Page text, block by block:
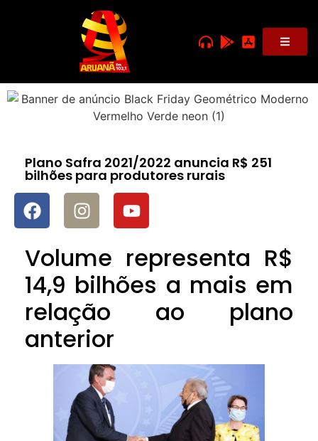
Plano Safra 2021/2022 anuncia R$ 251
bilhões para produtores rurais
Volume representa R$
14,9 bilhões a mais em
relação ao plano
anterior